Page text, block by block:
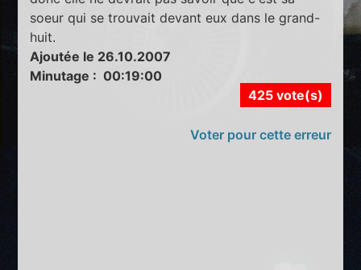
soeur qui se trouvait devant eux dans le grand-
huit.
Ajoutée le 26.10.2007
Minutage : 00:19:00
425 vote(s)
Voter pour cette erreur